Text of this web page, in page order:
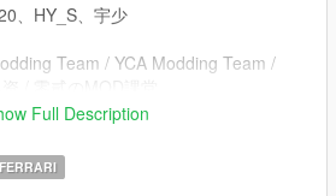
、HY_S、宇少
Team / YCA Modding Team /
Full Description